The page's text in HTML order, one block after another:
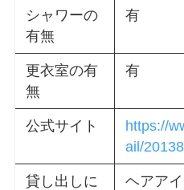
シャワーの
有無
有
更衣室の有
無
有
公式サイト
https://
ail/
貸し出しに
ヘアア